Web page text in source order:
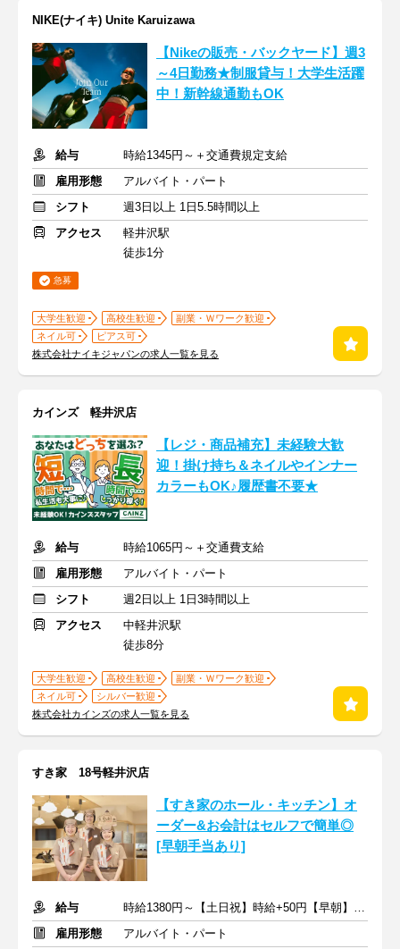
NIKE(ナイキ) Unite Karuizawa
【Nikeの販売・バックヤード】週3
～4日勤務★制服貸与！大学生活躍
中！新幹線通勤もOK
給与
時給1345円～＋交通費規定支給
雇用形態
アルバイト・パート
シフト
週3日以上 1日5.5時間以上
アクセス
軽井沢駅
徒歩1分
急募
大学生歓迎 高校生歓迎
副業・Ｗワーク歓迎
ネイル可
ピアス可
株式会社ナイキジャパンの求人一覧を見る
カインズ 軽井沢店
【レジ・商品補充】未経験大歓
迎！掛け持ち＆ネイルやインナー
カラーもOK♪履歴書不要★
給与
時給1065円～＋交通費支給
雇用形態
アルバイト・パート
シフト
週2日以上 1日3時間以上
アクセス
中軽井沢駅
徒歩8分
大学生歓迎 高校生歓迎
副業・Ｗワーク歓迎
ネイル可
シルバー歓迎
株式会社カインズの求人一覧を見る
すき家 18号軽井沢店
【すき家のホール・キッチン】オ
ーダー&お会計はセルフで簡単◎
[早朝手当あり]
給与
時給1380円～【土日祝】時給+50円【早朝】時給+150円
雇用形態
アルバイト・パート